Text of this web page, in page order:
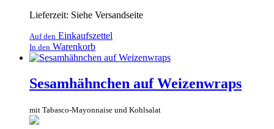
Lieferzeit: Siehe Versandseite
Auf den Einkaufszettel
In den Warenkorb
Sesamhähnchen auf Weizenwraps
mit Tabasco-Mayonnaise und Kohlsalat